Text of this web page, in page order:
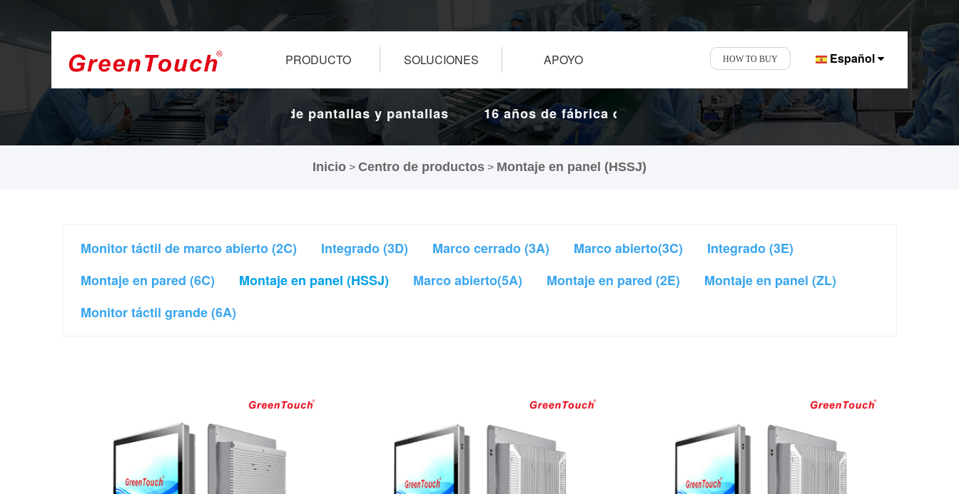
PRODUCTO SOLUCIONES APOYO Español
HOW TO BUY
y pantallas
16 años de fábrica de pantallas y pantallas
táctiles.
16 años de fábrica de pantallas y pantallas
táctiles.
Inicio > Centro de productos > Montaje en panel (HSSJ)
Monitor táctil de marco abierto (2C) Integrado (3D) Marco cerrado (3A) Marco abierto(3C)
Integrado (3E)
Montaje en pared (6C)
Montaje en panel (HSSJ) Marco abierto(5A) Montaje en pared (2E)
Montaje en panel (ZL)
Monitor táctil grande (6A)